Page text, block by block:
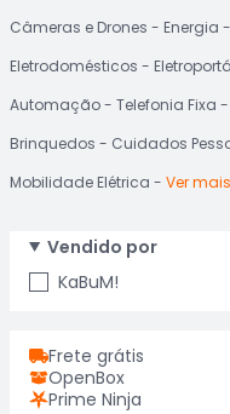
Mais Vendidos
Câmeras e Drones
Energia
Eletrodomésticos
Automação
Telefonia Fixa
Brinquedos
Cuidados
Mobilidade Elétrica
Ver mais
Vendido por
KaBuM!
Frete grátis
OpenBox
Prime Ninja